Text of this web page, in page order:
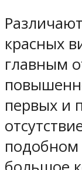
красных
главным
первых и
подобном